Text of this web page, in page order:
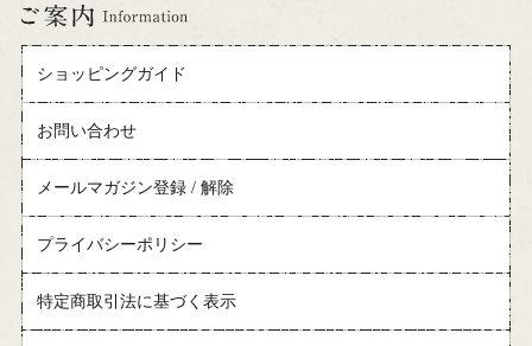
ショッピングガイド
お問い合わせ
メールマガジン登録 / 解除
プライバシーポリシー
特定商取引法に基づく表示